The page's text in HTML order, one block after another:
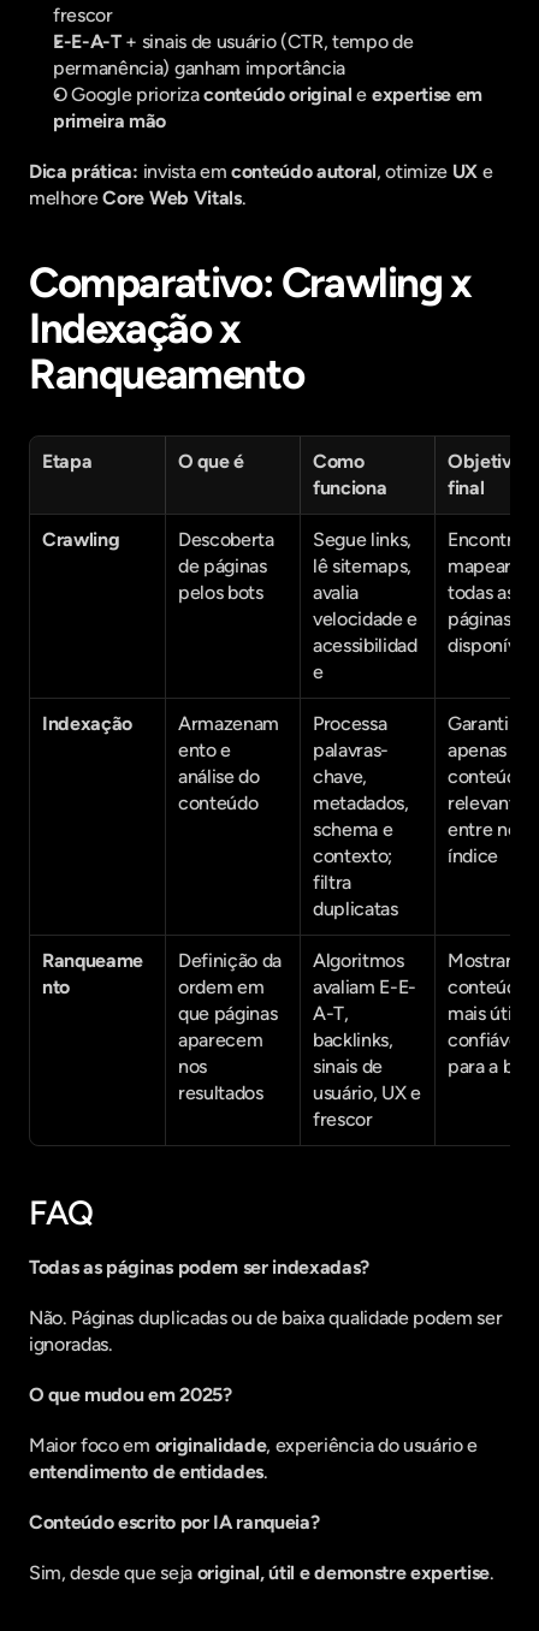
frescor
E-E-A-T + sinais de usuário (CTR, tempo de
permanência) ganham importância
O Google prioriza conteúdo original e expertise em
primeira mão
Dica prática: invista em conteúdo autoral, otimize UX e
melhore Core Web Vitals.
Comparativo: Crawling x
Indexação x
Ranqueamento
Etapa O que é
Como
funciona
Objetivo
final
Crawling
Descoberta
de páginas
pelos bots
Segue links,
lê sitemaps,
avalia
velocidade e
acessibilidad
e
Encontrar
mapear
todas as
páginas
disponíveis
Indexação
Armazenam
ento e
análise do
conteúdo
Processa
palavras-
chave,
metadados,
schema e
contexto;
filtra
duplicatas
Garantir
apenas
conteúdo
relevante
entre no
índice
Ranqueame
nto
Definição da
ordem em
que páginas
aparecem
nos
resultados
Algoritmos
avaliam E-E-
A-T,
backlinks,
sinais de
usuário, UX e
frescor
Mostrar o
conteúdo
mais útil e
confiável
para a
FAQ
Todas as páginas podem ser indexadas?
Não. Páginas duplicadas ou de baixa qualidade podem ser
ignoradas.
O que mudou em 2025?
Maior foco em originalidade
entendimento de entidades.
Conteúdo escrito por IA ranqueia?
Sim, desde que seja original, útil e demonstre expertise.